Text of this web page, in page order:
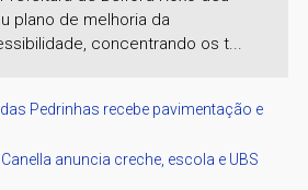
plano de melhoria da
concentrando os t...
Pedrinhas recebe pavimentação e
anuncia creche, escola e UBS